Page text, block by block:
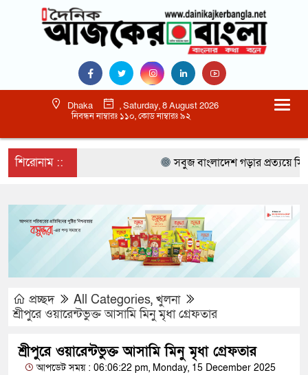
Dhaka
, Saturday, 8 August 2026
নিবন্ধন নাম্বারঃ ১১০, কোড নাম্বারঃ ৯২
শিরোনাম :: সবুজ বাংলাদেশ গড়ার প্রত্যয়ে
প্রচ্ছদ All Categories, খুলনা
শ্রীপুরে ওয়ারেন্টভুক্ত আসামি মিনু মৃধা গ্রেফতার
শ্রীপুরে ওয়ারেন্টভুক্ত আসামি মিনু মৃধা গ্রেফতার
আপডেট সময় : 06:06:22 pm, Monday, 15 December 2025